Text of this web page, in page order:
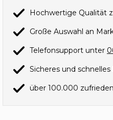
Hochwertige Qualität
Große Auswahl an
Telefonsupport unter
Sicheres und schnelles
über 100.000